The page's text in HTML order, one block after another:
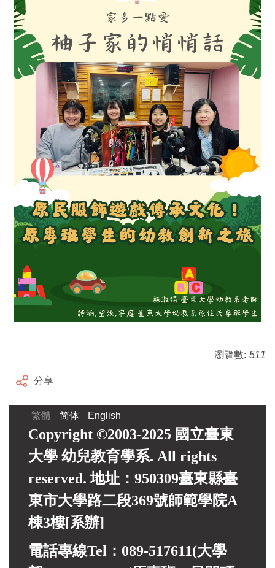
瀏覽數: 511
分享
繁體 简体 English
Copyright ©2003-2025 國立臺東
大學 幼兒教育學系. All rights
reserved. 地址：950309臺東縣臺
東市大學路二段369號師範學院A
棟3樓[系辦]
電話專線Tel：089-517611(大學